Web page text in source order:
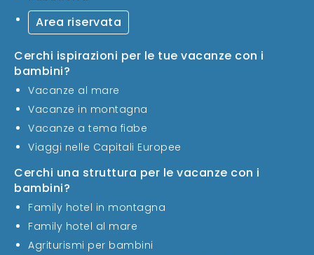
Area riservata
Cerchi ispirazioni per le tue vacanze con i
bambini?
Vacanze al mare
Vacanze in montagna
Vacanze a tema fiabe
Viaggi nelle Capitali Europee
Cerchi una struttura per le vacanze con i
bambini?
Family hotel in montagna
Family hotel al mare
Agriturismi per bambini